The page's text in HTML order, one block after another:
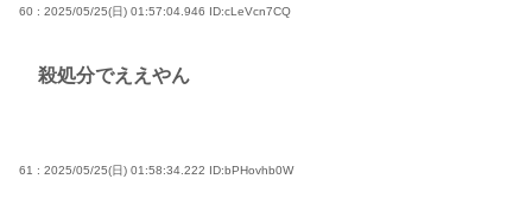
60 : 2025/05/25(日) 01:57:04.946 ID:cLeVcn7CQ
殺処分でええやん
61 : 2025/05/25(日) 01:58:34.222 ID:bPHovhb0W